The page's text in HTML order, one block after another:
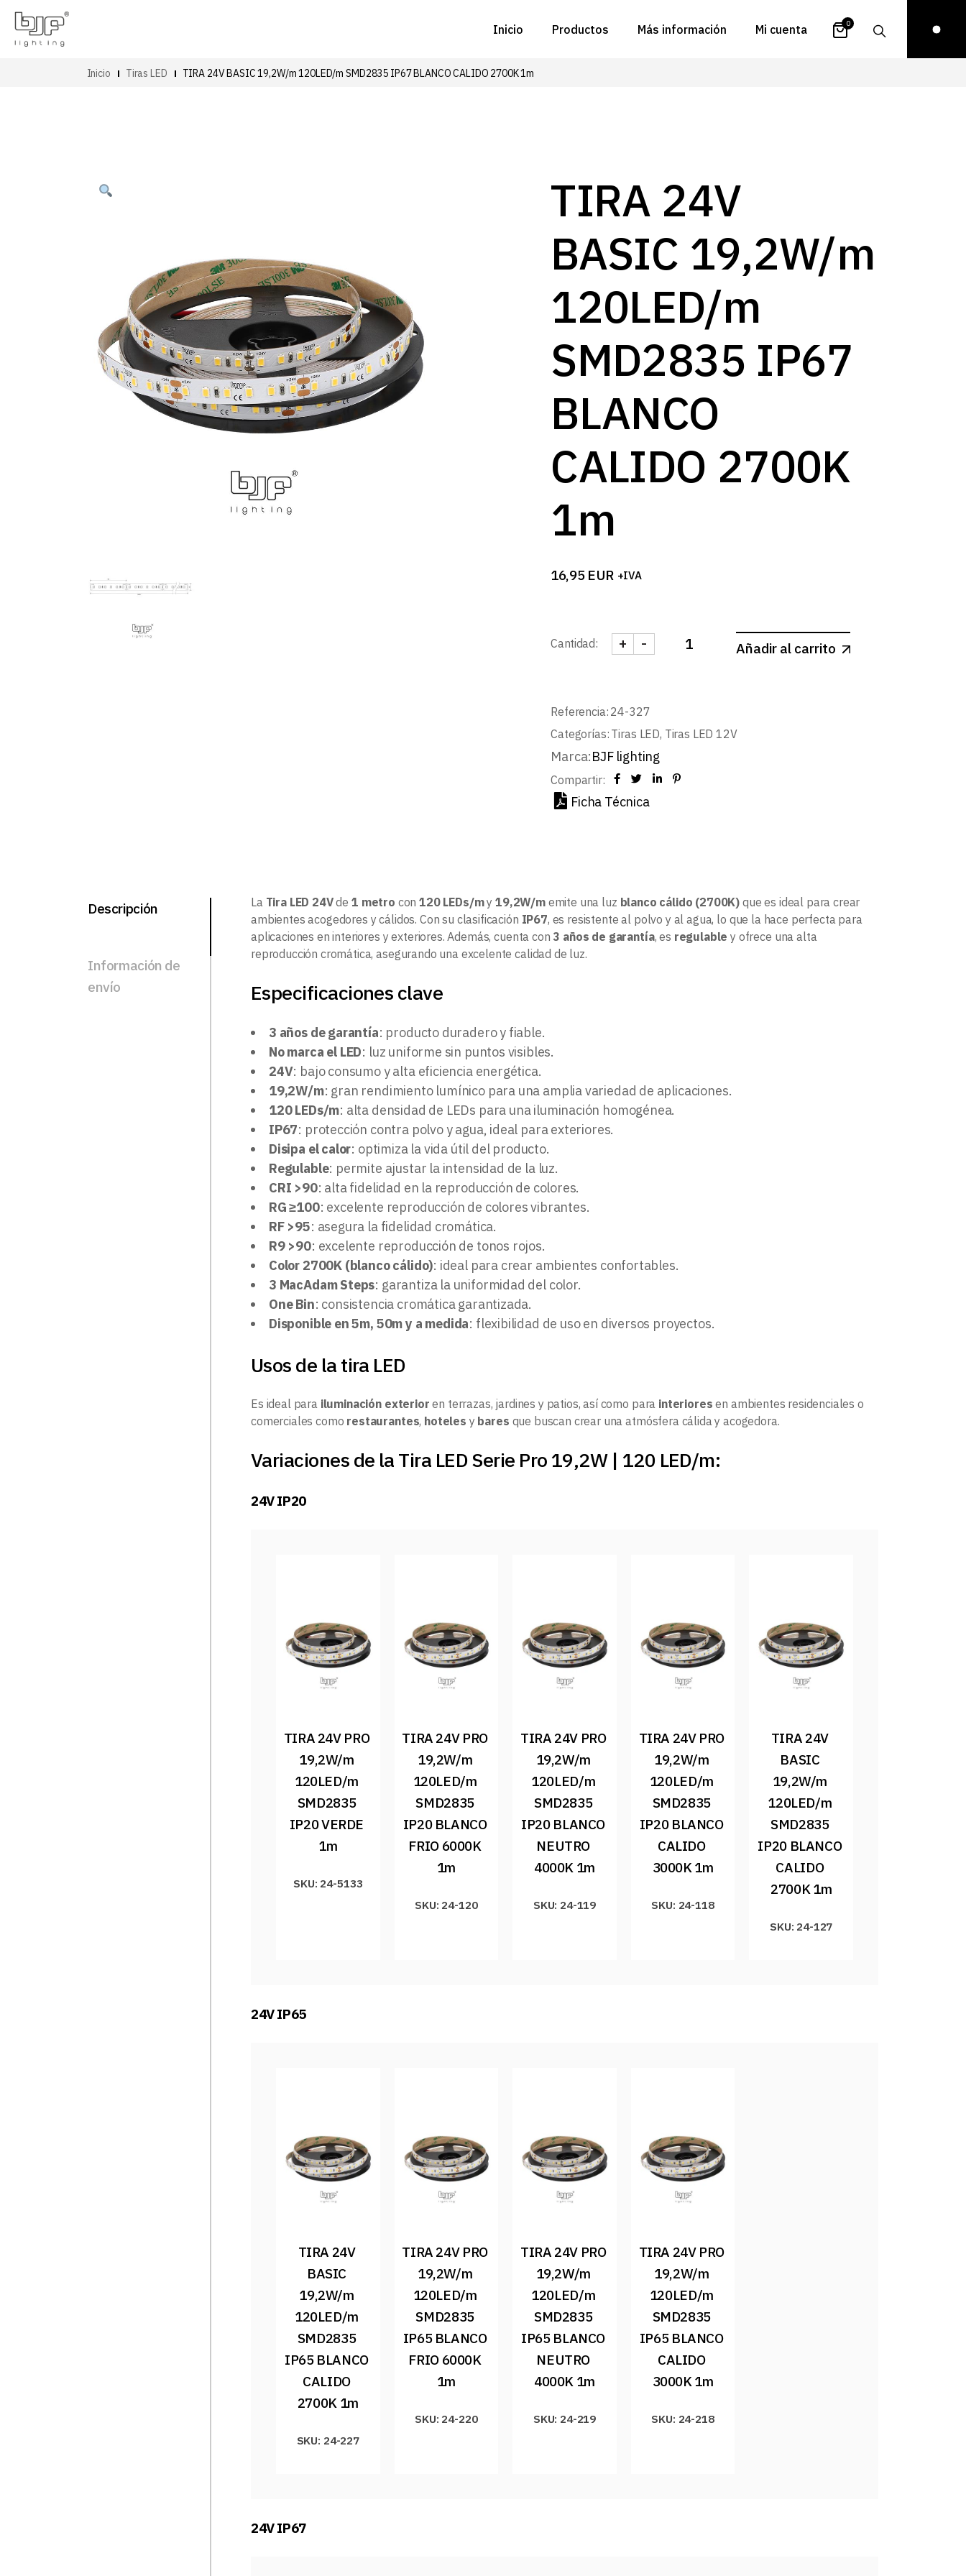
Inicio Productos Más información
FAQs
Proyectos
Zona de inspiración
Blog
Mi cuenta 0
Inicio Tiras LED TIRA 24V BASIC 19,2W/m 120LED/m SMD2835 IP67 BLANCO CALIDO 2700K 1m
TIRA 24V
BASIC 19,2W/m
120LED/m
SMD2835 IP67
BLANCO
CALIDO 2700K
1m
16,95 EUR +IVA
Cantidad: TIRA 24V BASIC 19,2W/m 120LED/m SMD2835 IP67
-
+ Añadir al carrito
Referencia: 24-327
Categorías: Tiras LED, Tiras LED 12V
Marca:BJF lighting
Compartir:
Ficha Técnica
Descripción
Información de
envío
La Tira LED 24Vde 1 metro con120 LEDs/my19,2W/memite una luz blanco cálido (2700K) que es ideal para crear
ambientes acogedores y cálidos. Con su clasificación IP67, es resistente al polvo y al agua, lo que la hace perfecta para
aplicaciones en interiores y exteriores. Además, cuenta con 3 años de garantía, es regulable y ofrece una alta
reproducción cromática, asegurando una excelente calidad de luz.
Especificaciones clave
3 años de garantía: producto duradero y fiable.
No marca el LED: luz uniforme sin puntos visibles.
24V: bajo consumo y alta eficiencia energética.
19,2W/m: gran rendimiento lumínico para una amplia variedad de aplicaciones.
120 LEDs/m: alta densidad de LEDs para una iluminación homogénea.
IP67: protección contra polvo y agua, ideal para exteriores.
Disipa el calor: optimiza la vida útil del producto.
Regulable: permite ajustar la intensidad de la luz.
CRI >90: alta fidelidad en la reproducción de colores.
RG ≥100: excelente reproducción de colores vibrantes.
RF >95: asegura la fidelidad cromática.
R9 >90: excelente reproducción de tonos rojos.
Color 2700K (blanco cálido): ideal para crear ambientes confortables.
3 MacAdam Steps: garantiza la uniformidad del color.
One Bin: consistencia cromática garantizada.
Disponible en 5m, 50m y a medida: flexibilidad de uso en diversos proyectos.
Usos de la tira LED
Es ideal para iluminación exterior en terrazas, jardines y patios, así como para interiores en ambientes residenciales o
comerciales como restaurantes, hoteles y bares que buscan crear una atmósfera cálida y acogedora.
Variaciones de la Tira LED Serie Pro 19,2W | 120 LED/m:
24V IP20
TIRA 24V PRO
19,2W/m
120LED/m
SMD2835
IP20 VERDE
1m
SKU: 24-5133
TIRA 24V PRO
19,2W/m
120LED/m
SMD2835
IP20 BLANCO
FRIO 6000K
1m
SKU: 24-120
TIRA 24V PRO
19,2W/m
120LED/m
SMD2835
IP20 BLANCO
NEUTRO
4000K 1m
SKU: 24-119
TIRA 24V PRO
19,2W/m
120LED/m
SMD2835
IP20 BLANCO
CALIDO
3000K 1m
SKU: 24-118
TIRA 24V
BASIC
19,2W/m
120LED/m
SMD2835
IP20 BLANCO
CALIDO
2700K 1m
SKU: 24-127
24V IP65
TIRA 24V
BASIC
19,2W/m
120LED/m
SMD2835
IP65 BLANCO
CALIDO
2700K 1m
SKU: 24-227
TIRA 24V PRO
19,2W/m
120LED/m
SMD2835
IP65 BLANCO
FRIO 6000K
1m
SKU: 24-220
TIRA 24V PRO
19,2W/m
120LED/m
SMD2835
IP65 BLANCO
NEUTRO
4000K 1m
SKU: 24-219
TIRA 24V PRO
19,2W/m
120LED/m
SMD2835
IP65 BLANCO
CALIDO
3000K 1m
SKU: 24-218
24V IP67